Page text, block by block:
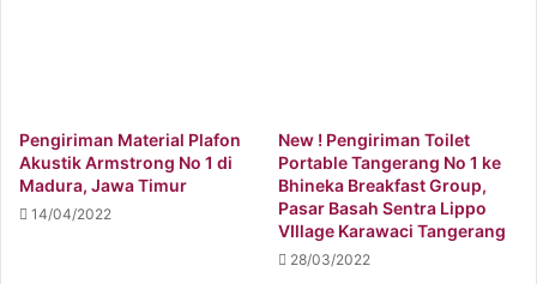
Pengiriman Material Plafon
Akustik Armstrong No 1 di
Madura, Jawa Timur
14/04/2022
New ! Pengiriman Toilet
Portable Tangerang No 1 ke
Bhineka Breakfast Group,
Pasar Basah Sentra Lippo
VIllage Karawaci Tangerang
28/03/2022